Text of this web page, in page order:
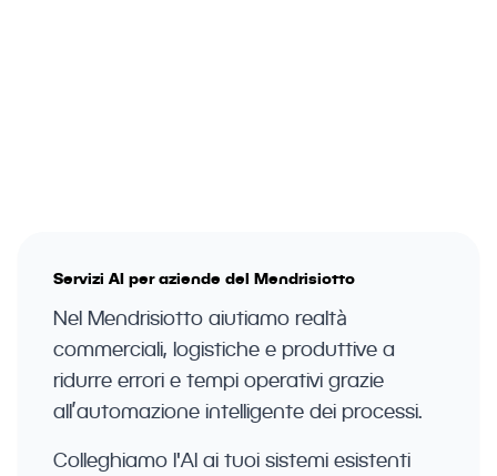
Servizi AI per aziende del Mendrisiotto
Nel Mendrisiotto aiutiamo realtà
commerciali, logistiche e produttive a
ridurre errori e tempi operativi grazie
all’automazione intelligente dei processi.
Colleghiamo l'AI ai tuoi sistemi esistenti